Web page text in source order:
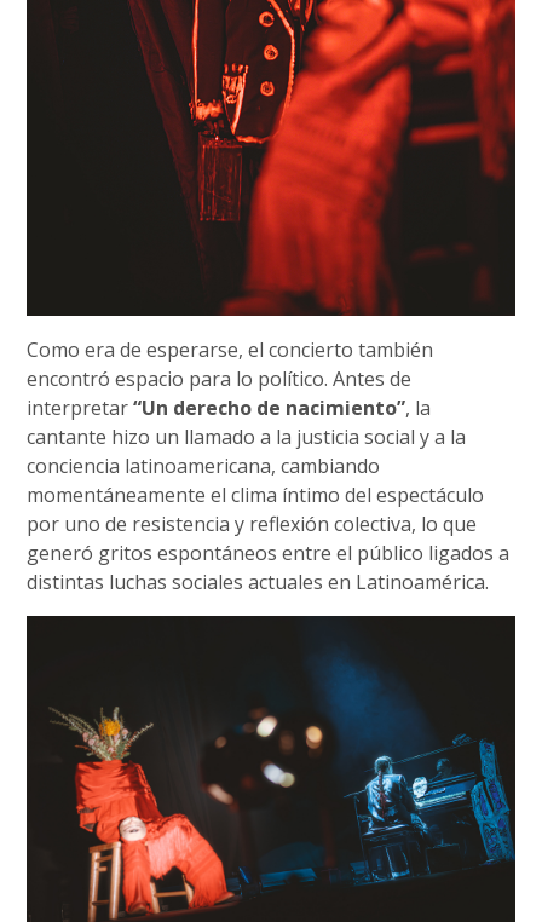
Como era de esperarse, el concierto también
encontró espacio para lo político. Antes de
interpretar“Un derecho de nacimiento”, la
cantante hizo un llamado a la justicia social y a la
conciencia latinoamericana, cambiando
momentáneamente el clima íntimo del espectáculo
por uno de resistencia y reflexión colectiva, lo que
generó gritos espontáneos entre el público ligados a
distintas luchas sociales actuales en Latinoamérica.